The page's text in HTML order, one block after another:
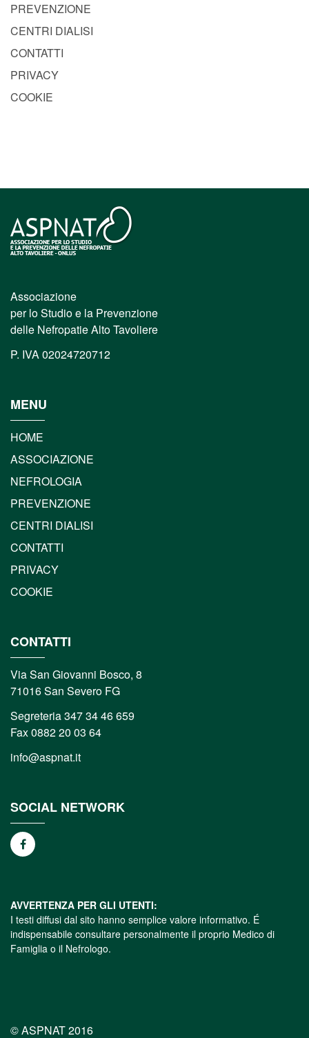
PREVENZIONE
CENTRI DIALISI
CONTATTI
PRIVACY
COOKIE
Associazione
per lo Studio e la Prevenzione
delle Nefropatie Alto Tavoliere
P. IVA 02024720712
MENU
HOME
ASSOCIAZIONE
NEFROLOGIA
PREVENZIONE
CENTRI DIALISI
CONTATTI
PRIVACY
COOKIE
CONTATTI
Via San Giovanni Bosco, 8
71016 San Severo FG
Segreteria 347 34 46 659
Fax 0882 20 03 64
info@aspnat.it
SOCIAL NETWORK
AVVERTENZA PER GLI UTENTI:
I testi diffusi dal sito hanno semplice valore informativo. É
indispensabile consultare personalmente il proprio Medico di
Famiglia o il Nefrologo.
© ASPNAT 2016